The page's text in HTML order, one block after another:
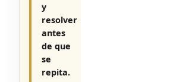
y
resolver
antes
de que
se
repita.